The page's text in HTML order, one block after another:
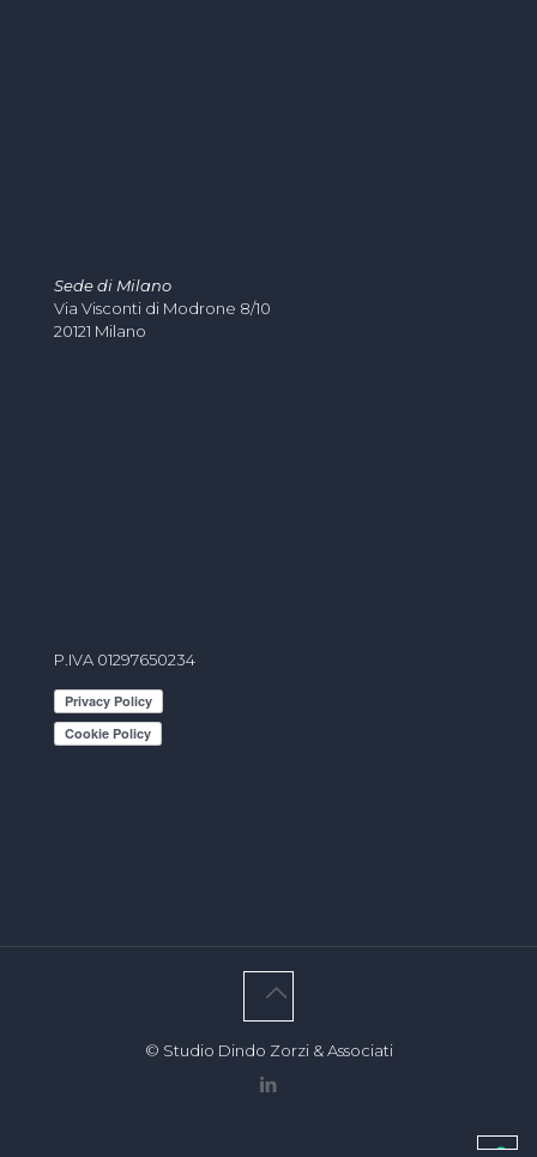
Sede di Milano
Via Visconti di Modrone 8/10
20121 Milano
P.IVA 01297650234
© Studio Dindo Zorzi & Associati